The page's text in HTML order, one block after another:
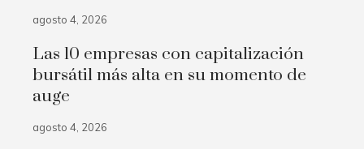
agosto 4, 2026
Las 10 empresas con capitalización
bursátil más alta en su momento de
auge
agosto 4, 2026